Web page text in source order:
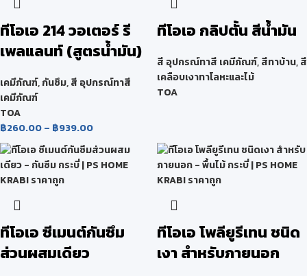
ทีโอเอ 214 วอเตอร์ รี
เพลแลนท์ (สูตรน้ำมัน)
เคมีภัณฑ์,กันซึม,สี อุปกรณ์ทาสี
เคมีภัณฑ์
TOA
฿260.00– ฿939.00
ทีโอเอ กลิปตั้น สีน้ำมัน
สี อุปกรณ์ทาสี เคมีภัณฑ์,สีทาบ้าน,สี
เคลือบเงาทาโลหะและไม้
TOA
ทีโอเอ ซีเมนต์กันซึม
ส่วนผสมเดียว
ทีโอเอ โพลียูรีเทน ชนิด
เงา สำหรับภายนอก